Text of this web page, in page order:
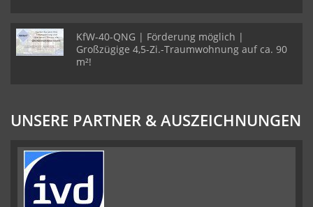
KfW-40-QNG | Förderung möglich |
Großzügige 4,5-Zi.-Traumwohnung auf ca. 90
m²!
UNSERE PARTNER & AUSZEICHNUNGEN